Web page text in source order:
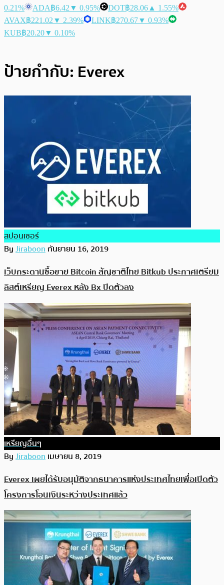
0.21%
ADA฿6.42 ▼ 0.95% DOT฿28.06 ▲ 1.55%
AVAX฿221.02 ▼ 2.39% LINK฿270.67▼ 0.93%
KUB฿20.20▼ 0.10%
ป้ายกำกับ: Everex
สปอนเซอร์
ByJiraboonกันยายน 16, 2019
เว็บกระดานซื้อขาย Bitcoin สัญชาติไทย Bitkub ประกาศเตรียม
ลิสต์เหรียญ Everex หลัง Bx ปิดตัวลง
เหรียญอื่นๆ
ByJiraboonเมษายน 8, 2019
Everex เผยได้รับอนุมัติจากธนาคารแห่งประเทศไทยเพื่อเปิดตัว
โครงการโอนเงินระหว่างประเทศแล้ว